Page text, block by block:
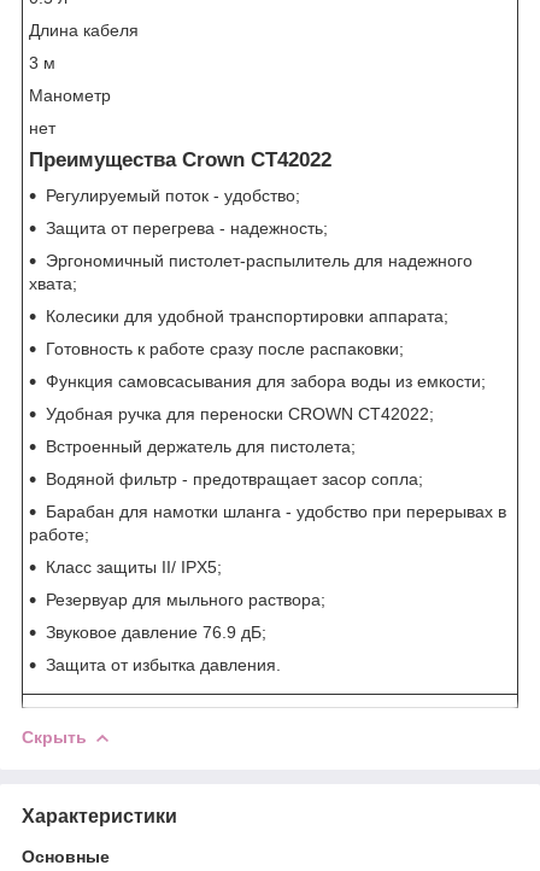
Длина кабеля
3 м
Манометр
нет
Преимущества Crown CT42022
Регулируемый поток - удобство;
Защита от перегрева - надежность;
Эргономичный пистолет-распылитель для надежного
хвата;
Колесики для удобной транспортировки аппарата;
Готовность к работе сразу после распаковки;
Функция самовсасывания для забора воды из емкости;
Удобная ручка для переноски CROWN CT42022;
Встроенный держатель для пистолета;
Водяной фильтр - предотвращает засор сопла;
Барабан для намотки шланга - удобство при перерывах в
работе;
Класс защиты II/ IPX5;
Резервуар для мыльного раствора;
Звуковое давление 76.9 дБ;
Защита от избытка давления.
Скрыть
Характеристики
Основные